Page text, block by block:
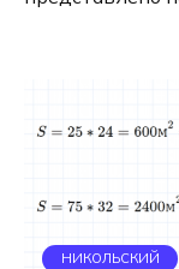
НИКОЛЬСКИЙ